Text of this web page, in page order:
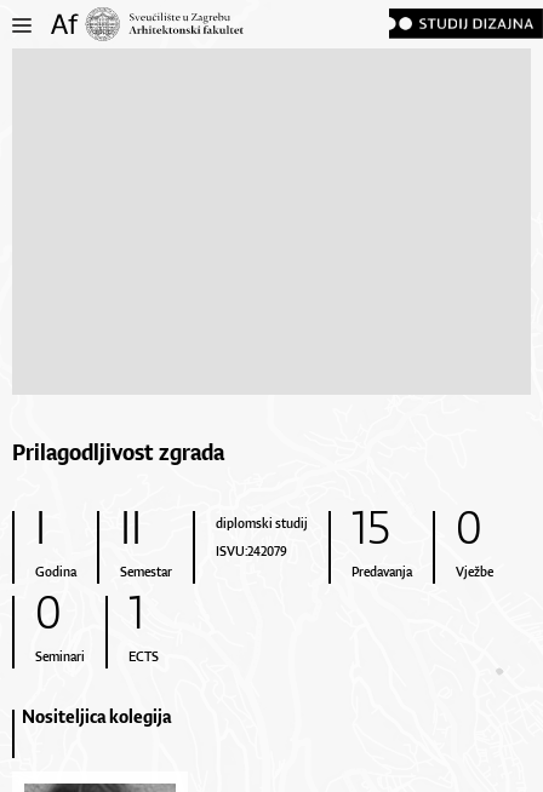
Prilagodljivost zgrada
I
Godina
II
Semestar
diplomski studij
ISVU:242079
15
Predavanja
0
Vježbe
0
Seminari
1
ECTS
Nositeljica kolegija